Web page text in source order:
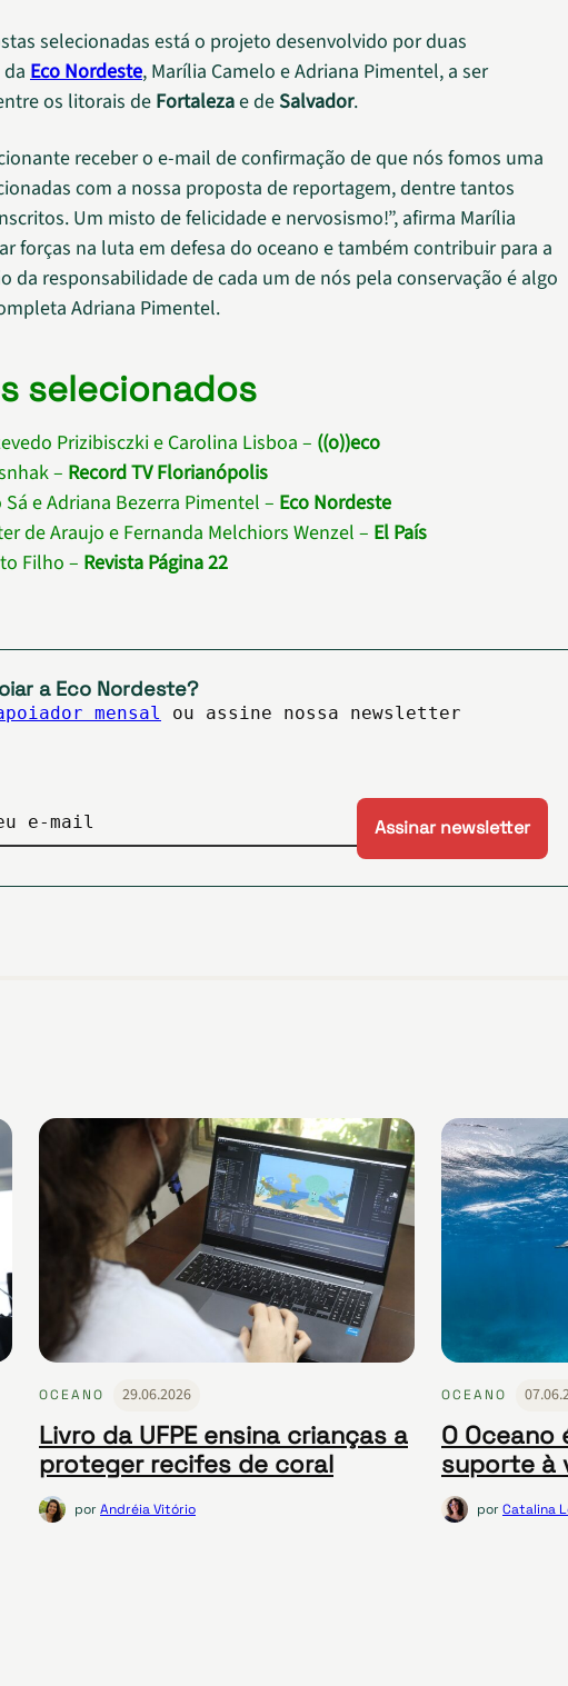
selecionadas está o projeto desenvolvido por duas
Eco Nordeste, Marília Camelo e Adriana Pimentel, a ser
os litorais deFortalezae de Salvador.
receber o e-mail de confirmação de que nós fomos uma
com a nossa proposta de reportagem, dentre tantos
Um misto de felicidade e nervosismo!”, afirma Marília
forças na luta em defesa do oceano e também contribuir para a
da responsabilidade de cada um de nós pela conservação é algo
Adriana Pimentel.
selecionados
Prizibisczki e Carolina Lisboa – ((o))eco
– Record TV Florianópolis
e Adriana Bezerra Pimentel – Eco Nordeste
de Araujo e Fernanda Melchiors Wenzel – El País
Filho – Revista Página 22
a Eco Nordeste?
mensal
ou assine nossa newsletter
e-mail
OCEANO 29.06.2026
Livro da UFPE ensina crianças a
proteger recifes de coral
porAndréia Vitório
OCEANO
O Oceano
suporte à
porCatalina